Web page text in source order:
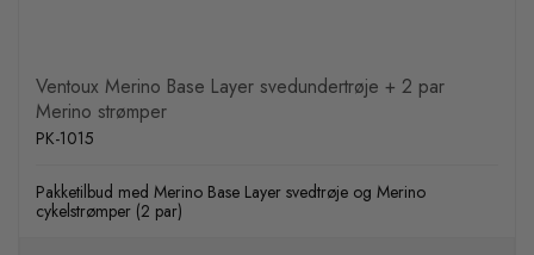
Ventoux Merino Base Layer svedundertrøje + 2 par
Merino strømper
PK-1015
Pakketilbud med Merino Base Layer svedtrøje og Merino
cykelstrømper (2 par)